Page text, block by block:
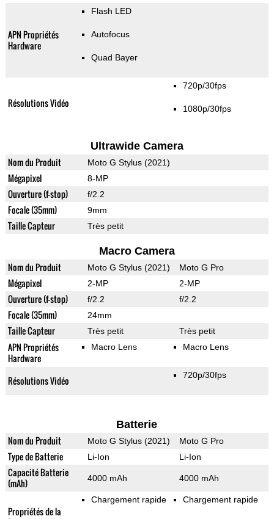
APN Propriétés
Hardware
Flash LED
Autofocus
Quad Bayer
Résolutions Vidéo
720p/30fps
1080p/30fps
Ultrawide Camera
Nom du Produit Moto G Stylus (2021)
Mégapixel 8-MP
Ouverture (f-stop) f/2.2
Focale (35mm) 9mm
Taille Capteur Très petit
Macro Camera
Nom du Produit Moto G Stylus (2021) Moto G Pro
Mégapixel 2-MP 2-MP
Ouverture (f-stop) f/2.2 f/2.2
Focale (35mm) 24mm
Taille Capteur Très petit Très petit
APN Propriétés
Hardware
Macro Lens Macro Lens
Résolutions Vidéo 720p/30fps
Batterie
Nom du Produit Moto G Stylus (2021) Moto G Pro
Type de Batterie Li-Ion Li-Ion
Capacité Batterie
(mAh)
4000 mAh 4000 mAh
Propriétés de la
Chargement rapide Chargement rapide